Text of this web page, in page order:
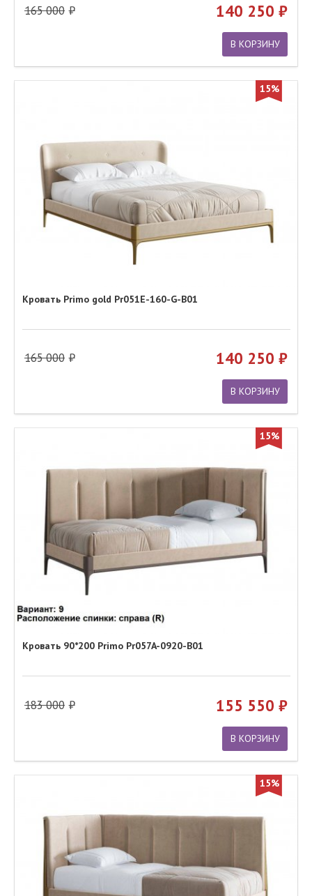
165 000 140 250
В КОРЗИНУ
15%
Кровать Primo gold Pr051E-160-G-B01
165 000 140 250
В КОРЗИНУ
15%
Кровать 90*200 Primo Pr057A-0920-B01
183 000 155 550
В КОРЗИНУ
15%